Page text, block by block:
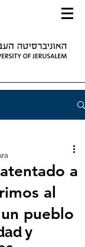
a
al
pueblo
y